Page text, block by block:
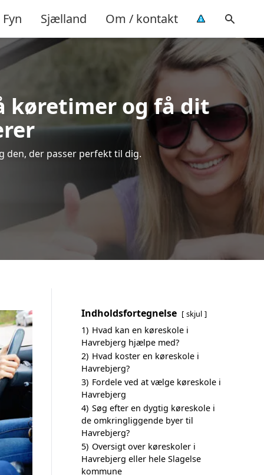
Fyn Sjælland Om / kontakt
køretimer og få dit
den, der passer perfekt til dig.
Indholdsfortegnelse skjul
1) Hvad kan en køreskole i
Havrebjerg hjælpe med?
2) Hvad koster en køreskole i
Havrebjerg?
3) Fordele ved at vælge køreskole i
Havrebjerg
4) Søg efter en dygtig køreskole i
de omkringliggende byer til
Havrebjerg?
5) Oversigt over køreskoler i
Havrebjerg eller hele Slagelse
kommune